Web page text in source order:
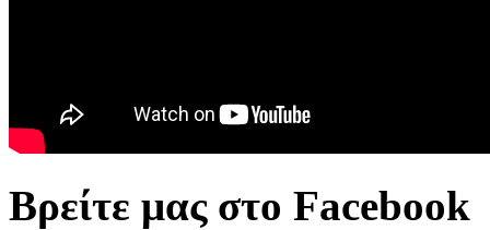
Βρείτε μας στο Facebook